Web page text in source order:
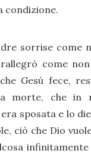
condizione.
sorrise come
come
Gesù fece,
morte, che in
sposata e lo
ciò che Dio